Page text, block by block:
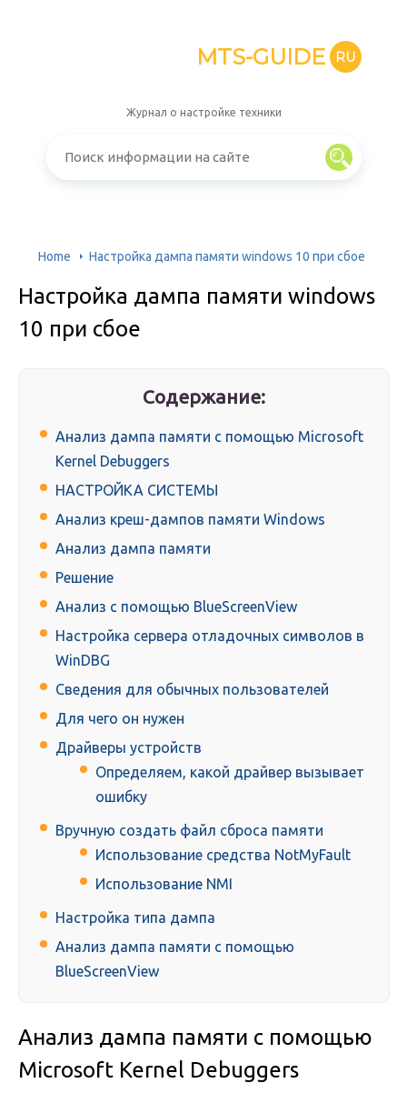
MTS-GUIDE RU
Журнал о настройке техники
Home Настройка дампа памяти windows 10 при сбое
Настройка дампа памяти windows
10 при сбое
Содержание:
Анализ дампа памяти с помощью Microsoft
Kernel Debuggers
НАСТРОЙКА СИСТЕМЫ
Анализ креш-дампов памяти Windows
Анализ дампа памяти
Решение
Анализ с помощью BlueScreenView
Настройка сервера отладочных символов в
WinDBG
Сведения для обычных пользователей
Для чего он нужен
Драйверы устройств
Определяем, какой драйвер вызывает
ошибку
Вручную создать файл сброса памяти
Использование средства NotMyFault
Использование NMI
Настройка типа дампа
Анализ дампа памяти с помощью
BlueScreenView
Анализ дампа памяти с помощью
Microsoft Kernel Debuggers